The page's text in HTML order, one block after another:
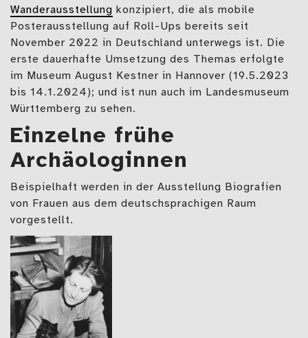
Wanderausstellung konzipiert, die als mobile
Posterausstellung auf Roll-Ups bereits seit
November 2022 in Deutschland unterwegs ist. Die
erste dauerhafte Umsetzung des Themas erfolgte
im Museum August Kestner in Hannover (19.5.2023
bis 14.1.2024); und ist nun auch im Landesmuseum
Württemberg zu sehen.
Einzelne frühe
Archäologinnen
Beispielhaft werden in der Ausstellung Biografien
von Frauen aus dem deutschsprachigen Raum
vorgestellt.